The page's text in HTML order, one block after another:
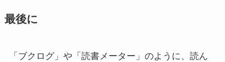
最後に
「ブクログ」や「読書メーター」のように、読ん